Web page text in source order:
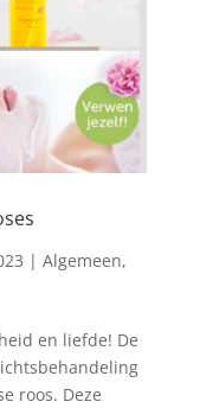
| Algemeen,
en liefde! De
roos. Deze